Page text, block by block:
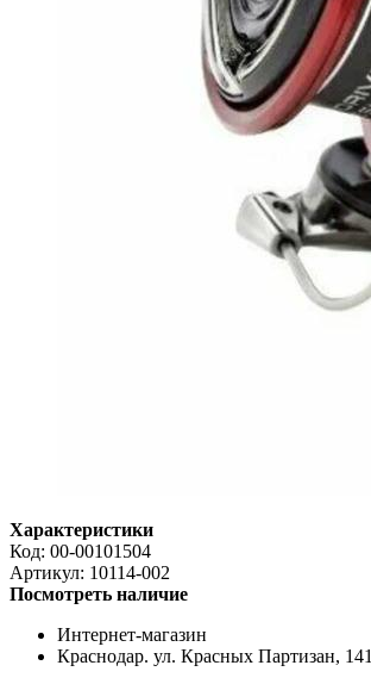
Характеристики
Код: 00-00101504
Артикул: 10114-002
Посмотреть наличие
Интернет-магазин
Краснодар. ул. Красных Партизан, 141